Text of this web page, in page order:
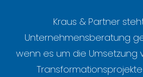
Kraus & Partner
Unternehmensberatung
wenn es um die